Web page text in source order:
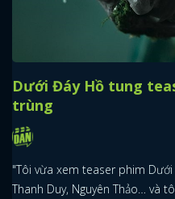
Dưới Đáy Hồ tung
trùng
"Tôi vừa xem teaser phim Dưới
Thanh Duy, Nguyên Thảo… và